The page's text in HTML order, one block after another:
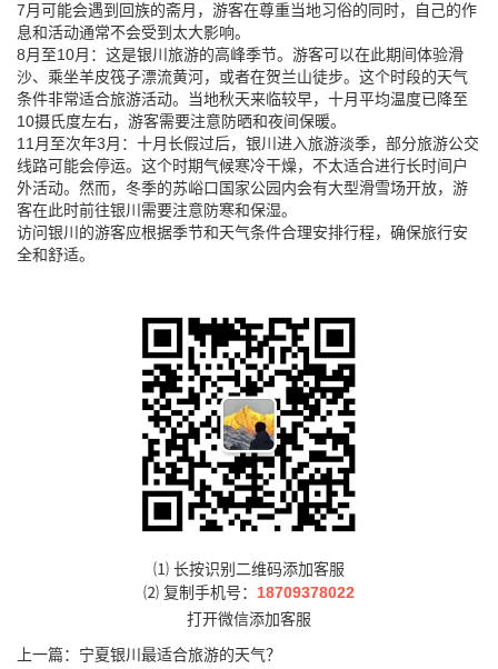
7月可能会遇到回族的斋月，游客在尊重当地习俗的同时，自己的作
息和活动通常不会受到太大影响。
8月至10月：这是银川旅游的高峰季节。游客可以在此期间体验滑
沙、乘坐羊皮筏子漂流黄河，或者在贺兰山徒步。这个时段的天气
条件非常适合旅游活动。当地秋天来临较早，十月平均温度已降至
10摄氏度左右，游客需要注意防晒和夜间保暖。
11月至次年3月：十月长假过后，银川进入旅游淡季，部分旅游公交
线路可能会停运。这个时期气候寒冷干燥，不太适合进行长时间户
外活动。然而，冬季的苏峪口国家公园内会有大型滑雪场开放，游
客在此时前往银川需要注意防寒和保湿。
访问银川的游客应根据季节和天气条件合理安排行程，确保旅行安
全和舒适。
⑴ 长按识别二维码添加客服
⑵ 复制手机号： 18709378022
打开微信添加客服
上一篇： 宁夏银川最适合旅游的天气？